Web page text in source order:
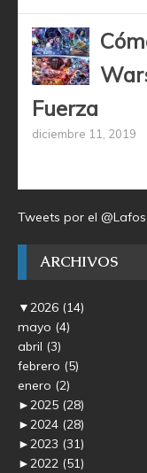
Fuerza
diciembre 11, 2019
Tweets por el
ARCHIVOS
▼2026 (14)
mayo (4)
abril (3)
febrero (5)
enero (2)
►2025 (28)
►2024 (28)
►2023 (31)
►2022 (51)